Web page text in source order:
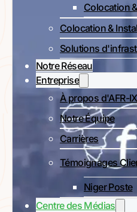
Colocation
Colocation &
Solutions
Notre Réseau
Entreprise
À propos d'AFR-
Notre Équipe
Carrières
Témoignages
Niger Poste
Centre des Médias